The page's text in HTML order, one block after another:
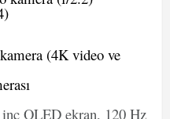
(4K video ve
OLED ekran, 120 Hz